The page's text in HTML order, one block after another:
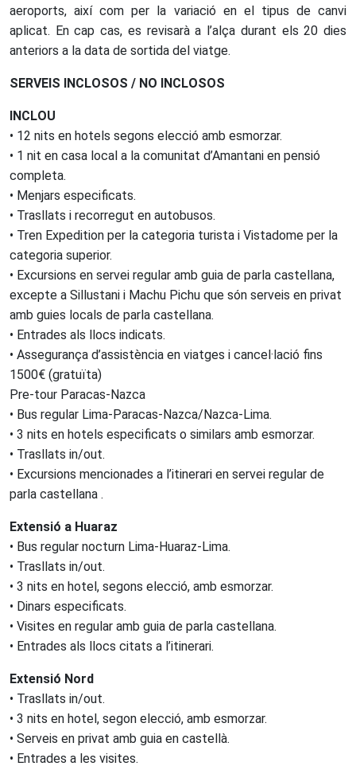
aeroports, així com per la variació en el tipus de canvi
aplicat. En cap cas, es revisarà a l’alça durant els 20 dies
anteriors a la data de sortida del viatge.
SERVEIS INCLOSOS / NO INCLOSOS
INCLOU
• 12 nits en hotels segons elecció amb esmorzar.
• 1 nit en casa local a la comunitat d’Amantani en pensió
completa.
• Menjars especificats.
• Trasllats i recorregut en autobusos.
• Tren Expedition per la categoria turista i Vistadome per la
categoria superior.
• Excursions en servei regular amb guia de parla castellana,
excepte a Sillustani i Machu Pichu que són serveis en privat
amb guies locals de parla castellana.
• Entrades als llocs indicats.
• Assegurança d’assistència en viatges i cancel·lació fins
1500€ (gratuïta)
Pre-tour Paracas-Nazca
• Bus regular Lima-Paracas-Nazca/Nazca-Lima.
• 3 nits en hotels especificats o similars amb esmorzar.
• Trasllats in/out.
• Excursions mencionades a l’itinerari en servei regular de
parla castellana .
Extensió a Huaraz
• Bus regular nocturn Lima-Huaraz-Lima.
• Trasllats in/out.
• 3 nits en hotel, segons elecció, amb esmorzar.
• Dinars especificats.
• Visites en regular amb guia de parla castellana.
• Entrades als llocs citats a l’itinerari.
Extensió Nord
• Trasllats in/out.
• 3 nits en hotel, segon elecció, amb esmorzar.
• Serveis en privat amb guia en castellà.
• Entrades a les visites.